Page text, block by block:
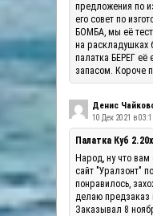
предложения по
его совет по
БОМБА, мы её
на раскладушках
палатка БЕРЕГ
запасом. Короче
Денис
10 Дек 2021 в
Палатка Куб
Народ, ну что
сайт "Уралзонт"
понравилось,
делаю предзаказ
Заказывал 8